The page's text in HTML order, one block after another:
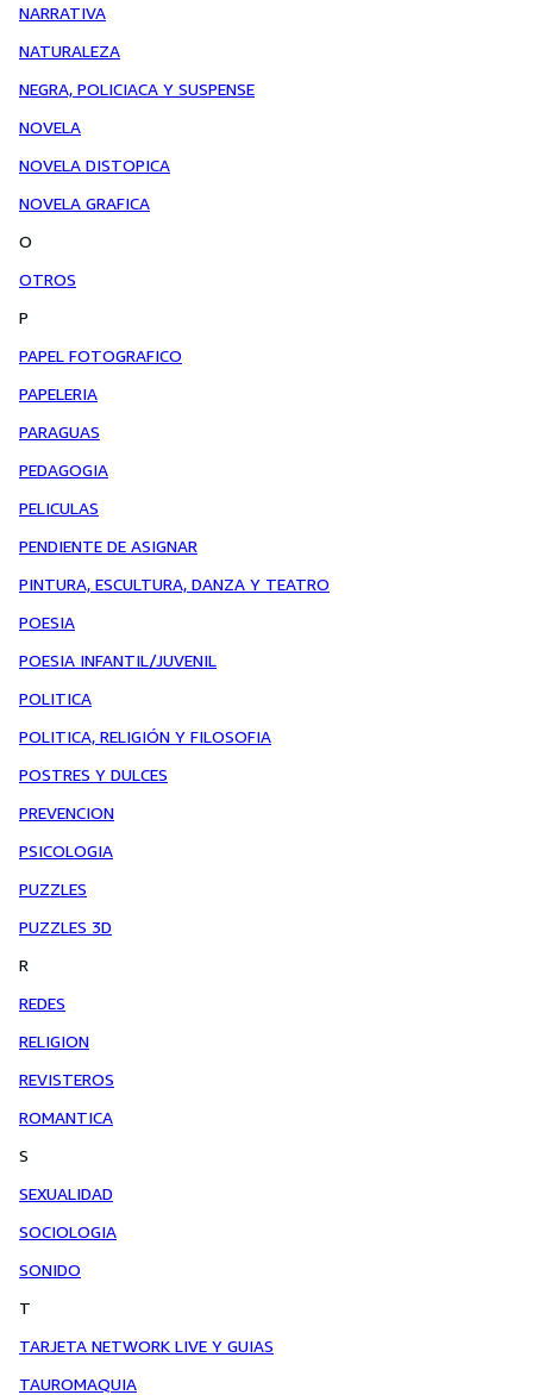
NARRATIVA
NATURALEZA
NEGRA, POLICIACA Y SUSPENSE
NOVELA
NOVELA DISTOPICA
NOVELA GRAFICA
O
OTROS
P
PAPEL FOTOGRAFICO
PAPELERIA
PARAGUAS
PEDAGOGIA
PELICULAS
PENDIENTE DE ASIGNAR
PINTURA, ESCULTURA, DANZA Y TEATRO
POESIA
POESIA INFANTIL/JUVENIL
POLITICA
POLITICA, RELIGIÓN Y FILOSOFIA
POSTRES Y DULCES
PREVENCION
PSICOLOGIA
PUZZLES
PUZZLES 3D
R
REDES
RELIGION
REVISTEROS
ROMANTICA
S
SEXUALIDAD
SOCIOLOGIA
SONIDO
T
TARJETA NETWORK LIVE Y GUIAS
TAUROMAQUIA